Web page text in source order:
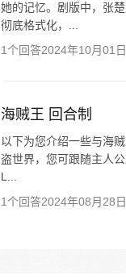
她的记忆。剧版中，张
彻底格式化，...
1个回答2024年10月01
海贼王 回合制
以下为您介绍一些与海
盗世界，您可跟随主人
L...
1个回答2024年08月28